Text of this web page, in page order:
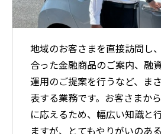
地域のお客さまを直接訪問し
合った金融商品のご案内、融
運用のご提案を行うなど、ま
表する業務です。お客さまか
に応えるため、幅広い知識と
ますが、とてもやりがいのある